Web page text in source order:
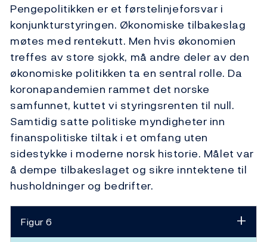
Pengepolitikken er et førstelinjeforsvar i
konjunkturstyringen. Økonomiske tilbakeslag
møtes med rentekutt. Men hvis økonomien
treffes av store sjokk, må andre deler av den
økonomiske politikken ta en sentral rolle. Da
koronapandemien rammet det norske
samfunnet, kuttet vi styringsrenten til null.
Samtidig satte politiske myndigheter inn
finanspolitiske tiltak i et omfang uten
sidestykke i moderne norsk historie. Målet var
å dempe tilbakeslaget og sikre inntektene til
husholdninger og bedrifter.
Figur 6